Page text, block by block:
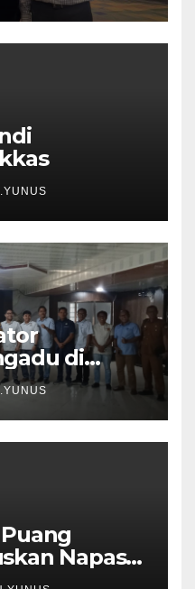
di
Napas